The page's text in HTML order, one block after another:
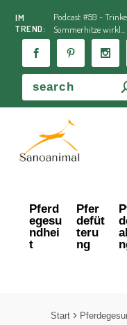
IM
TREND:
Podcast #59 -
Sommerhitze wirkl...
Pferd
egesu
ndhei
t
Pfer
defüt
teru
ng
Start